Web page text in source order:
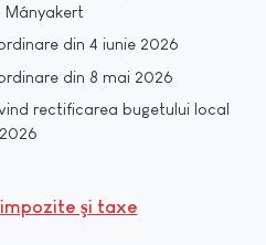
Mányakert
din 4 iunie 2026
din 8 mai 2026
rectificarea bugetului local
şi taxe